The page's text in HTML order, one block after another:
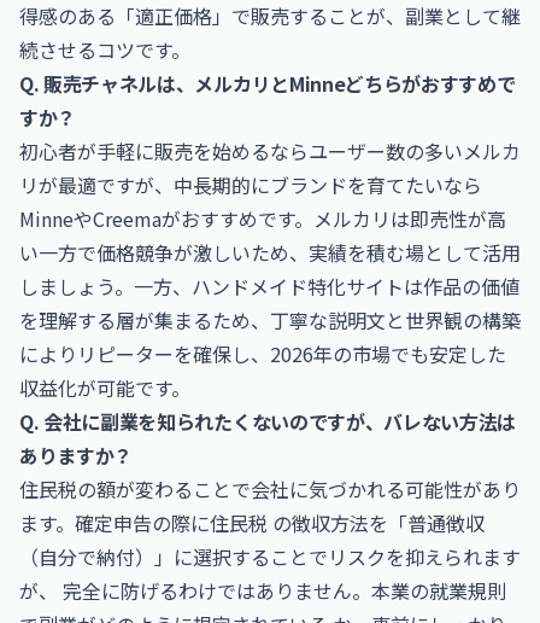
得感のある「適正価格」で販売することが、副業として継
続させるコツです。
Q. 販売チャネルは、メルカリとMinneどちらがおすすめで
すか？
初心者が手軽に販売を始めるならユーザー数の多いメルカ
リが最適ですが、中長期的にブランドを育てたいなら
MinneやCreemaがおすすめです。メルカリは即売性が高
い一方で価格競争が激しいため、実績を積む場として活用
しましょう。一方、ハンドメイド特化サイトは作品の価値
を理解する層が集まるため、丁寧な説明文と世界観の構築
によりリピーターを確保し、2026年の市場でも安定した
収益化が可能です。
Q. 会社に副業を知られたくないのですが、バレない方法は
ありますか？
住民税の額が変わることで会社に気づかれる可能性があり
ます。確定申告の際に住民税 の徴収方法を「普通徴収
（自分で納付）」に選択することでリスクを抑えられます
が、 完全に防げるわけではありません。本業の就業規則